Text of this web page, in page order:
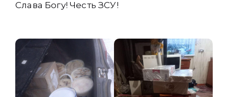
Слава Богу! Честь ЗСУ!